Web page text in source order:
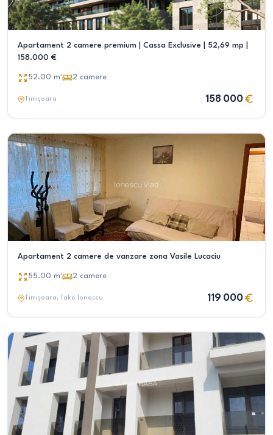
Apartament 2 camere premium | Cassa Exclusive | 52,69 mp |
158.000 €
52.00 m² 2 camere
Timișoara 158 000
Apartament 2 camere de vanzare zona Vasile Lucaciu
55.00 m² 2 camere
Timișoara, Take Ionescu 119 000